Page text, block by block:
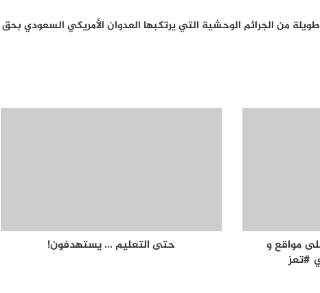
من الجرائم الوحشية التي يرتكبها العدوان الأمريكي السعودي بحق
مواقع و
#تعز
حتى التعليم ... يستهدفون!